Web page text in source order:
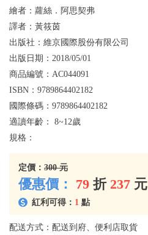
繪者： 蘿絲．阿思契弗
譯者： 黃筱茵
出版社： 維京國際股份有限公司
出版日期： 2018/05/01
商品編號： AC044091
ISBN： 9789864402182
國際條碼： 9789864402182
適讀年齡： 8~12歲
規格：
定價： 300 元
優惠價： 79 折 237 元
紅利可得： 1 點
配送方式：配送到府、便利店取貨